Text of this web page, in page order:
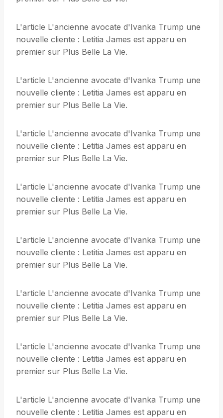
L'article L'ancienne avocate d'Ivanka Trump une
nouvelle cliente : Letitia James est apparu en
premier sur Plus Belle La Vie.
L'article L'ancienne avocate d'Ivanka Trump une
nouvelle cliente : Letitia James est apparu en
premier sur Plus Belle La Vie.
L'article L'ancienne avocate d'Ivanka Trump une
nouvelle cliente : Letitia James est apparu en
premier sur Plus Belle La Vie.
L'article L'ancienne avocate d'Ivanka Trump une
nouvelle cliente : Letitia James est apparu en
premier sur Plus Belle La Vie.
L'article L'ancienne avocate d'Ivanka Trump une
nouvelle cliente : Letitia James est apparu en
premier sur Plus Belle La Vie.
L'article L'ancienne avocate d'Ivanka Trump une
nouvelle cliente : Letitia James est apparu en
premier sur Plus Belle La Vie.
L'article L'ancienne avocate d'Ivanka Trump une
nouvelle cliente : Letitia James est apparu en
premier sur Plus Belle La Vie.
L'article L'ancienne avocate d'Ivanka Trump une
nouvelle cliente : Letitia James est apparu en